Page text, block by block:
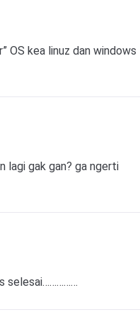
OS kea linuz dan windows
lagi gak gan? ga ngerti
selesai……………